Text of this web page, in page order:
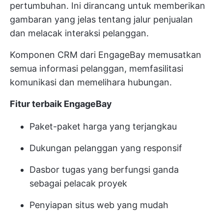
pertumbuhan. Ini dirancang untuk memberikan
gambaran yang jelas tentang jalur penjualan
dan melacak interaksi pelanggan.
Komponen CRM dari EngageBay memusatkan
semua informasi pelanggan, memfasilitasi
komunikasi dan memelihara hubungan.
Fitur terbaik EngageBay
Paket-paket harga yang terjangkau
Dukungan pelanggan yang responsif
Dasbor tugas yang berfungsi ganda
sebagai pelacak proyek
Penyiapan situs web yang mudah